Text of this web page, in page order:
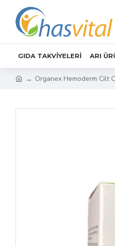
GIDA TAKVIYELERI ARI
Organex Hemoderm Cilt